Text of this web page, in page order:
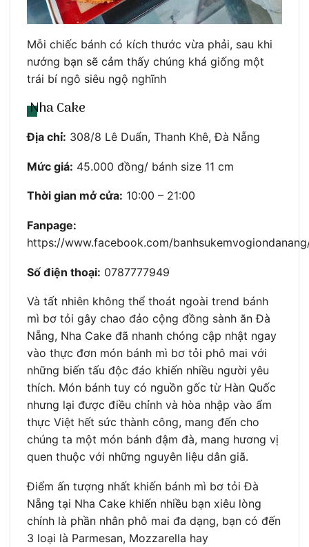
Mỗi chiếc bánh có kích thước vừa phải, sau khi
nướng bạn sẽ cảm thấy chúng khá giống một
trái bí ngô siêu ngộ nghĩnh
Nha Cake
Địa chỉ: 308/8 Lê Duẩn, Thanh Khê, Đà Nẵng
Mức giá: 45.000 đồng/ bánh size 11 cm
Thời gian mở cửa: 10:00 – 21:00
Fanpage:
https://www.facebook.com/
Số điện thoại: 0787777949
Và tất nhiên không thể thoát ngoài trend bánh
mì bơ tỏi gây chao đảo cộng đồng sành ăn Đà
Nẵng, Nha Cake đã nhanh chóng cập nhật ngay
vào thực đơn món bánh mì bơ tỏi phô mai với
những biến tấu độc đáo khiến nhiều người yêu
thích. Món bánh tuy có nguồn gốc từ Hàn Quốc
nhưng lại được điều chỉnh và hòa nhập vào ẩm
thực Việt hết sức thành công, mang đến cho
chúng ta một món bánh đậm đà, mang hương vị
quen thuộc với những nguyên liệu dân giã.
Điểm ấn tượng nhất khiến bánh mì bơ tỏi Đà
Nẵng tại Nha Cake khiến nhiều bạn xiêu lòng
chính là phần nhân phô mai đa dạng, bạn có đến
3 loại là Parmesan, Mozzarella hay